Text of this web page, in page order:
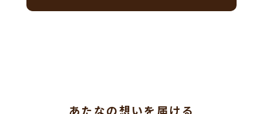
あたなの想いを届ける